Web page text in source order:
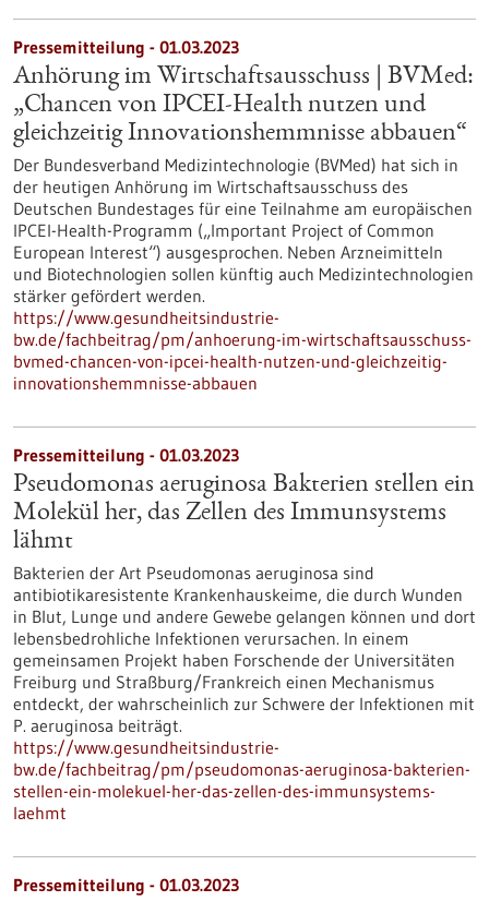
Pressemitteilung - 01.03.2023
Anhörung im Wirtschaftsausschuss | BVMed:
„Chancen von IPCEI-Health nutzen und
gleichzeitig Innovationshemmnisse abbauen“
Der Bundesverband Medizintechnologie (BVMed) hat sich in
der heutigen Anhörung im Wirtschaftsausschuss des
Deutschen Bundestages für eine Teilnahme am europäischen
IPCEI-Health-Programm („Important Project of Common
European Interest“) ausgesprochen. Neben Arzneimitteln
und Biotechnologien sollen künftig auch Medizintechnologien
stärker gefördert werden.
https://www.gesundheitsindustrie-
bw.de/fachbeitrag/pm/anhoerung-im-wirtschaftsausschuss-
bvmed-chancen-von-ipcei-health-nutzen-und-gleichzeitig-
innovationshemmnisse-abbauen
Pressemitteilung - 01.03.2023
Pseudomonas aeruginosa Bakterien stellen ein
Molekül her, das Zellen des Immunsystems
lähmt
Bakterien der Art Pseudomonas aeruginosa sind
antibiotikaresistente Krankenhauskeime, die durch Wunden
in Blut, Lunge und andere Gewebe gelangen können und dort
lebensbedrohliche Infektionen verursachen. In einem
gemeinsamen Projekt haben Forschende der Universitäten
Freiburg und Straßburg/Frankreich einen Mechanismus
entdeckt, der wahrscheinlich zur Schwere der Infektionen mit
P. aeruginosa beiträgt.
https://www.gesundheitsindustrie-
bw.de/fachbeitrag/pm/pseudomonas-aeruginosa-bakterien-
stellen-ein-molekuel-her-das-zellen-des-immunsystems-
laehmt
Pressemitteilung - 01.03.2023